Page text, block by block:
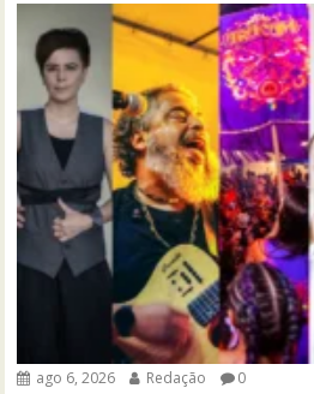
ago 6, 2026 Redação 0